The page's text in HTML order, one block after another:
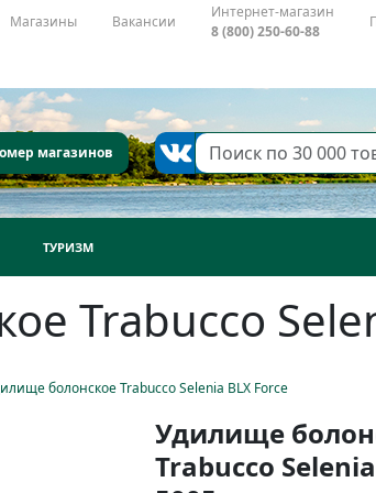
Магазины Вакансии
Интернет-магазин
8 (800) 250-60-88
магазинов
ТУРИЗМ
Trabucco
болонское Trabucco Selenia BLX Force
Удилище
Trabucco